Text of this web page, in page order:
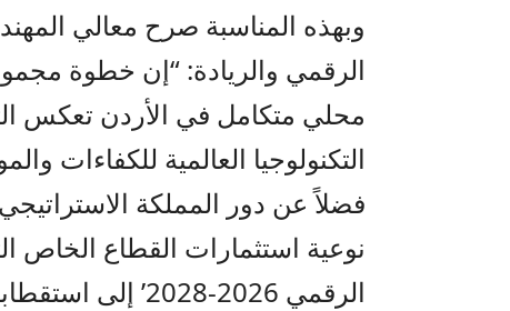
وبهذه المناسبة صرح معالي
الرقمي والريادة: “إن خطوة
محلي متكامل في الأردن تعكس
التكنولوجيا العالمية للكفاءات
فضلاً عن دور المملكة
نوعية استثمارات القطاع الخاص
الرقمي 2026-2028’ إلى استقطابها واستدامتها. ونحن نرحب